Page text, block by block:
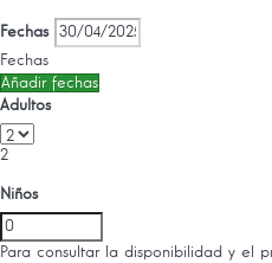
Fechas
Fechas
Añadir fechas
Adultos
2
Niños
Para consultar la disponibilidad y el